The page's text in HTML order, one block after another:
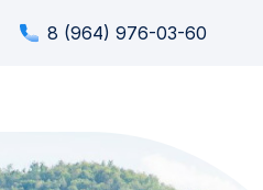
8 (964) 976-03-60